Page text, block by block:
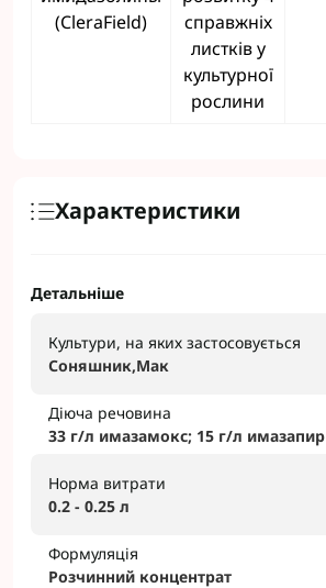
(CleraField)
справжніх
листків у
культурної
рослини
Характеристики
Детальніше
Культури, на яких застосовується
Соняшник,Мак
Діюча речовина
33 г/л имазамокс; 15 г/л имазапир
Норма витрати
0.2 - 0.25 л
Формуляція
Розчинний концентрат